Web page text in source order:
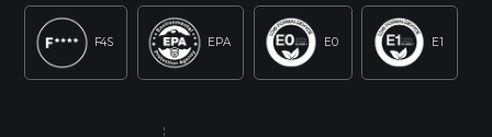
F4S EPA E0 E1